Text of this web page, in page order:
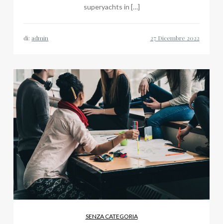
superyachts in […]
di: admin
SENZA CATEGORIA